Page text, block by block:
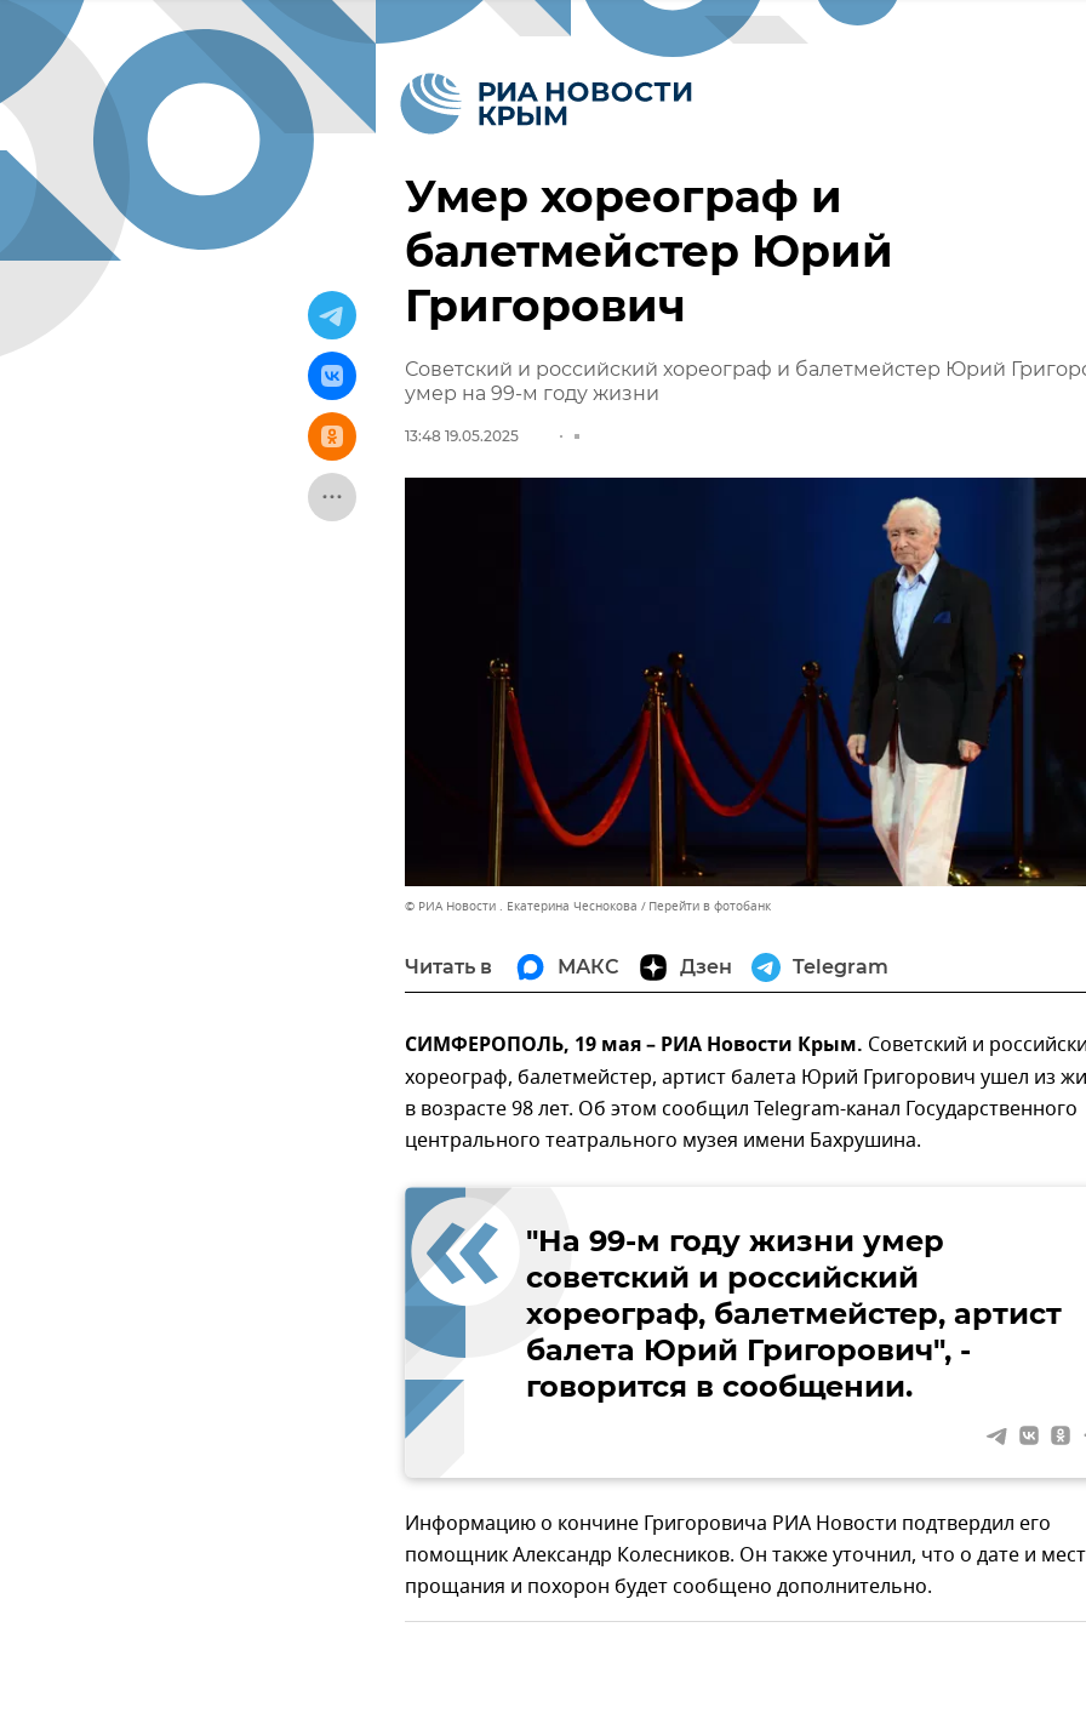
Умер хореограф и
балетмейстер Юрий
Григорович
Советский и российский хореограф и балетмейстер Юрий
умер на 99-м году жизни
13:48 19.05.2025
© РИА Новости . Екатерина Чеснокова Перейти в фотобанк
Читать в МАКС Дзен Telegram
СИМФЕРОПОЛЬ, 19 мая – РИА Новости Крым. Советский и
хореограф, балетмейстер, артист балета Юрий Григорович ушел из
в возрасте 98 лет. Об этом сообщил Telegram-канал Государственного
центрального театрального музея имени Бахрушина.
"На 99-м году жизни умер
советский и российский
хореограф, балетмейстер, артист
балета Юрий Григорович", -
говорится в сообщении.
Информацию о кончине Григоровича РИА Новости подтвердил его
помощник Александр Колесников. Он также уточнил, что о дате и
прощания и похорон будет сообщено дополнительно.